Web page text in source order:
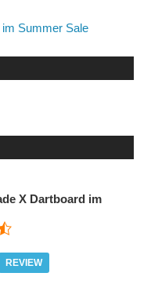
Summer Sale
X Dartboard im
REVIEW